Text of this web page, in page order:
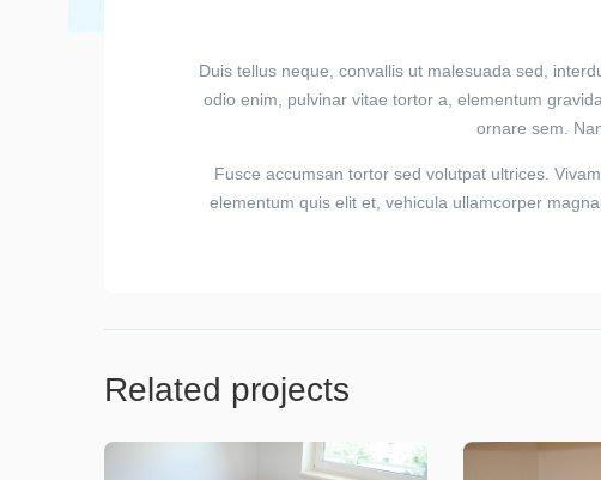
Duis tellus neque, convallis ut malesuada sed,
odio enim, pulvinar vitae tortor a, elementum
ornare sem.
Fusce accumsan tortor sed volutpat ultrices.
elementum quis elit et, vehicula ullamcorper
Related projects